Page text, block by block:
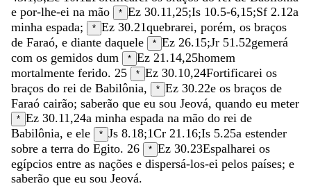
e por-lhe-ei na mão * Ez 30.11 ,25;Is 10.5-6,15;Sf 2.12a
minha espada; * Ez 30.21quebrarei, porém, os braços
de Faraó, e diante daquele * Ez 26.15;Jr 51.52gemerá
com os gemidos dum * Ez 21.14,25homem
mortalmente ferido. 25 * Ez 30.10,24Fortificarei os
braços do rei de Babilônia, * Ez 30.22e os braços de
Faraó cairão; saberão que eu sou Jeová, quando eu meter
* Ez 30.11 ,24a minha espada na mão do rei de
Babilônia, e ele * Js 8.18;1Cr 21.16;Is 5.25a estender
sobre a terra do Egito. 26 * Ez 30.23Espalharei os
egípcios entre as nações e dispersá-los-ei pelos países; e
saberão que eu sou Jeová.